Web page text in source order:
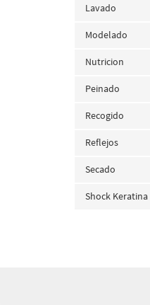
Lavado
Modelado
Nutricion
Peinado
Recogido
Reflejos
Secado
Shock Keratina